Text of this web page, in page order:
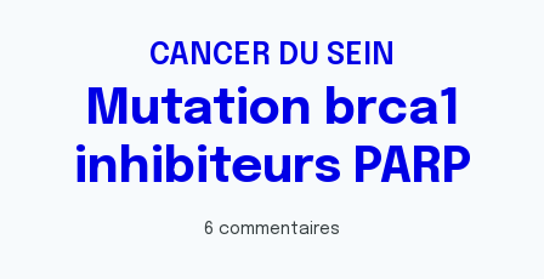
CANCER DU SEIN
Mutation brca1
inhibiteurs PARP
6 commentaires